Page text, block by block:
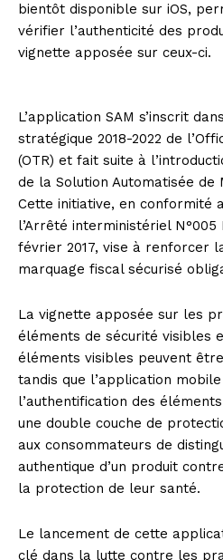
bientôt disponible sur iOS,
vérifier l’authenticité des
vignette apposée sur ceux-ci.
L’application SAM s’inscrit
stratégique 2018-2022 de
(OTR) et fait suite à
de la Solution Automatisée de
Cette initiative, en conformité
l’Arrêté interministériel N°005
février 2017, vise à renforcer
marquage fiscal sécurisé
La vignette apposée sur les
éléments de sécurité visibles
éléments visibles peuvent
tandis que l’application
l’authentification des
une double couche de
aux consommateurs de
authentique d’un produit
la protection de leur santé.
Le lancement de cette
clé dans la lutte contre les